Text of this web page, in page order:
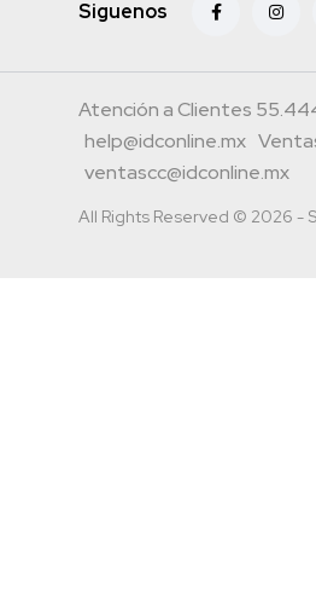
Siguenos
Atención a Clientes
help@idconline.mx
ventascc@idconline.mx
All Rights Reserved © 2026 -